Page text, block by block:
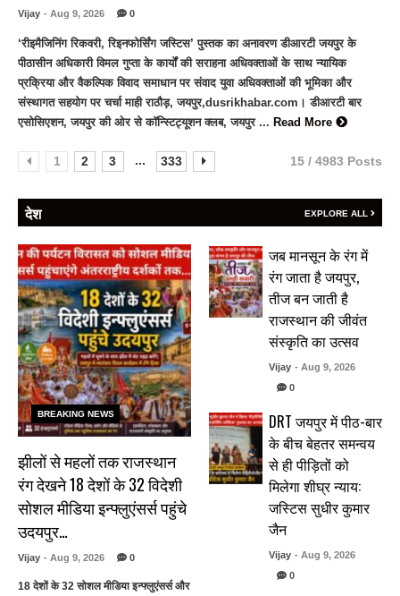
Vijay - Aug 9, 2026 0
‘रीइमैजिनिंग रिकवरी, रिइनफोर्सिंग जस्टिस’ पुस्तक का अनावरण डीआरटी जयपुर के
पीठासीन अधिकारी विमल गुप्ता के कार्यों की सराहना अधिवक्ताओं के साथ न्यायिक
प्रक्रिया और वैकल्पिक विवाद समाधान पर संवाद युवा अधिवक्ताओं की भूमिका और
संस्थागत सहयोग पर चर्चा माही राठौड़, जयपुर,dusrikhabar.com। डीआरटी बार
एसोसिएशन, जयपुर की ओर से कॉन्स्टिट्यूशन क्लब, जयपुर ... Read More
1 2 3 ... 333 15 / 4983 Posts
देश EXPLORE ALL
BREAKING NEWS
झीलों से महलों तक राजस्थान
रंग देखने 18 देशों के 32 विदेशी
सोशल मीडिया इन्फ्लुएंसर्स पहुंचे
उदयपुर…
Vijay - Aug 9, 2026 0
18 देशों के 32 सोशल मीडिया इन्फ्लुएंसर्स और
जब मानसून के रंग में
रंग जाता है जयपुर,
तीज बन जाती है
राजस्थान की जीवंत
संस्कृति का उत्सव
Vijay - Aug 9, 2026
0
DRT जयपुर में पीठ-बार
के बीच बेहतर समन्वय
से ही पीड़ितों को
मिलेगा शीघ्र न्याय:
जस्टिस सुधीर कुमार
जैन
Vijay - Aug 9, 2026
0